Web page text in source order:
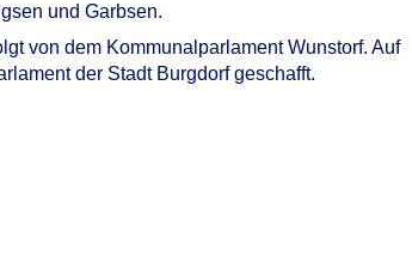
und Garbsen.
von dem Kommunalparlament Wunstorf. Auf
der Stadt Burgdorf geschafft.